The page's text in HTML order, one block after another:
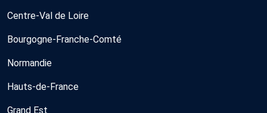
Centre-Val de Loire
Bourgogne-Franche-Comté
Normandie
Hauts-de-France
Grand Est